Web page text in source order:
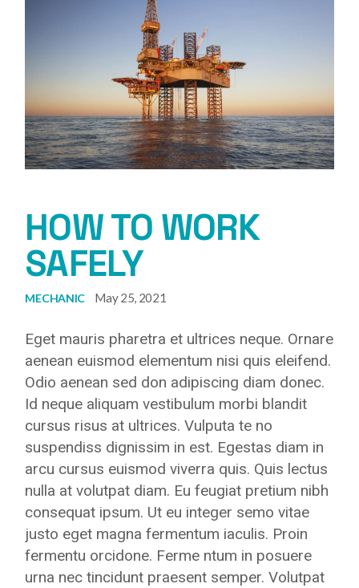
HOW TO WORK
SAFELY
MECHANIC May 25, 2021
Eget mauris pharetra et ultrices neque. Ornare
aenean euismod elementum nisi quis eleifend.
Odio aenean sed don adipiscing diam donec.
Id neque aliquam vestibulum morbi blandit
cursus risus at ultrices. Vulputa te no
suspendiss dignissim in est. Egestas diam in
arcu cursus euismod viverra quis. Quis lectus
nulla at volutpat diam. Eu feugiat pretium nibh
consequat ipsum. Ut eu integer semo vitae
justo eget magna fermentum iaculis. Proin
fermentu orcidone. Ferme ntum in posuere
urna nec tincidunt praesent semper. Volutpat